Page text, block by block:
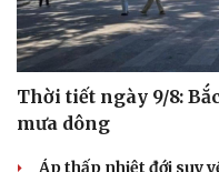
Thời tiết ngày 9/8:
mưa dông